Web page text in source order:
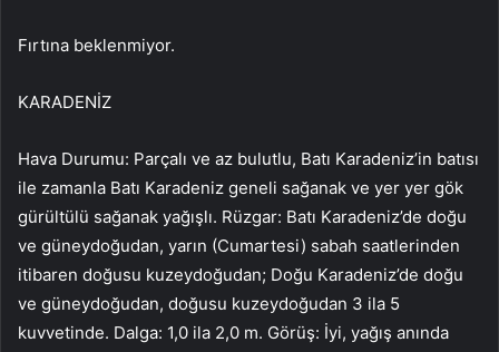
Fırtına beklenmiyor.
KARADENİZ
Hava Durumu: Parçalı ve az bulutlu, Batı Karadeniz’in batısı
ile zamanla Batı Karadeniz geneli sağanak ve yer yer gök
gürültülü sağanak yağışlı. Rüzgar: Batı Karadeniz’de doğu
ve güneydoğudan, yarın (Cumartesi) sabah saatlerinden
itibaren doğusu kuzeydoğudan; Doğu Karadeniz’de doğu
ve güneydoğudan, doğusu kuzeydoğudan 3 ila 5
kuvvetinde. Dalga: 1,0 ila 2,0 m. Görüş: İyi, yağış anında